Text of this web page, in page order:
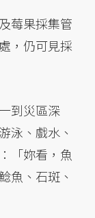
莓果採集管
，仍可見採
到災區深
泳、戲水、
「妳看，魚
魚、石斑、